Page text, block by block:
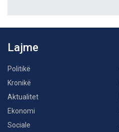
Lajme
Politikë
Kronikë
Aktualitet
Ekonomi
Sociale